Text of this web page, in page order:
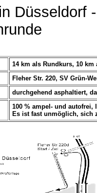
Düsseldorf
14 km als Rundkurs, 10 km
Fleher Str. 220, SV Grün-
durchgehend asphaltiert,
100 % ampel- und autofrei,
Es ist fast unmöglich, sich